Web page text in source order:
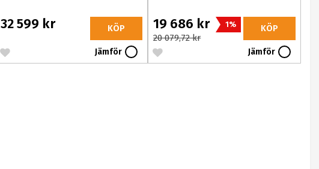
32 599 kr KÖP
Jämför
19 686 kr 1%
20 079,72 kr
KÖP
Jämför